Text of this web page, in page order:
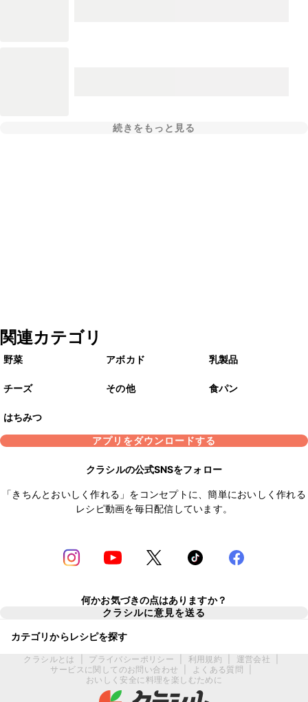
続きをもっと見る
関連カテゴリ
野菜 アボカド 乳製品
チーズ その他 食パン
はちみつ
アプリをダウンロードする
クラシルの公式SNSをフォロー
「きちんとおいしく作れる」をコンセプトに、簡単においしく作れる
レシピ動画を毎日配信しています。
何かお気づきの点はありますか？
クラシルに意見を送る
カテゴリからレシピを探す
クラシルとは プライバシーポリシー 利用規約 運営会社
サービスに関してのお問い合わせ
よくある質問
おいしく安全に料理を楽しむために